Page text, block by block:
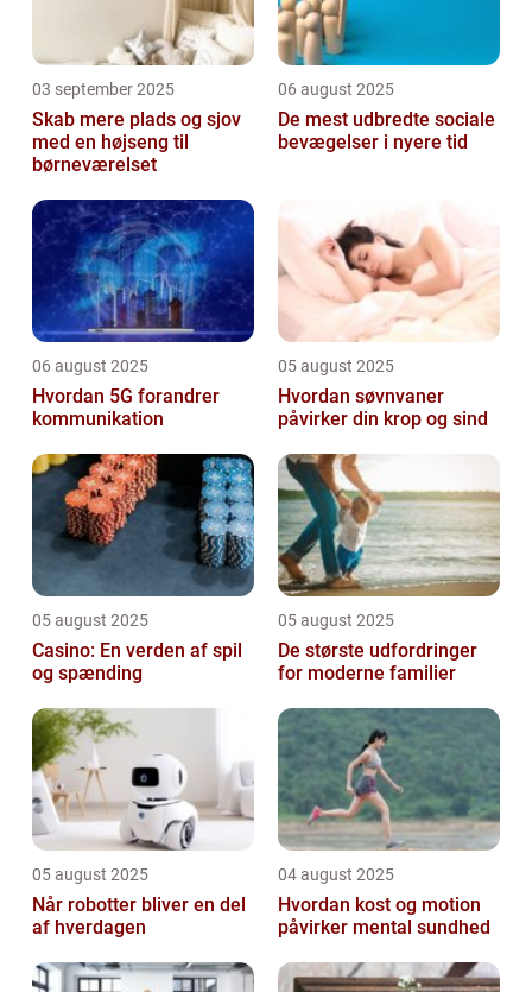
03 september 2025
Skab mere plads og sjov
med en højseng til
børneværelset
06 august 2025
De mest udbredte sociale
bevægelser i nyere tid
06 august 2025
Hvordan 5G forandrer
kommunikation
05 august 2025
Hvordan søvnvaner
påvirker din krop og sind
05 august 2025
Casino: En verden af spil
og spænding
05 august 2025
De største udfordringer
for moderne familier
05 august 2025
Når robotter bliver en del
af hverdagen
04 august 2025
Hvordan kost og motion
påvirker mental sundhed